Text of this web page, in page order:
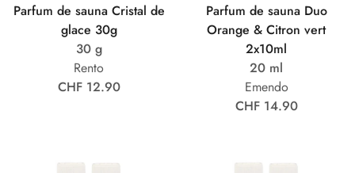
Parfum de sauna Cristal de
glace 30g
30 g
Rento
CHF 12.90
Parfum de sauna Duo
Orange & Citron vert
2x10ml
20 ml
Emendo
CHF 14.90